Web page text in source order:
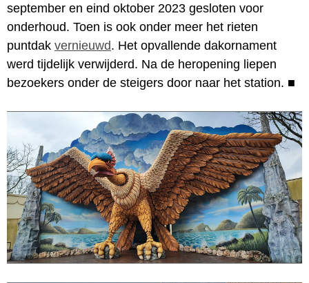
september en eind oktober 2023 gesloten voor
onderhoud. Toen is ook onder meer het rieten
puntdak vernieuwd. Het opvallende dakornament
werd tijdelijk verwijderd. Na de heropening liepen
bezoekers onder de steigers door naar het station. ■